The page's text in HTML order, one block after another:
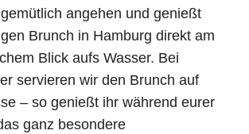
angehen und genießt
Brunch in Hamburg direkt am
Blick aufs Wasser. Bei
servieren wir den Brunch auf
– so genießt ihr während eurer
ganz besondere